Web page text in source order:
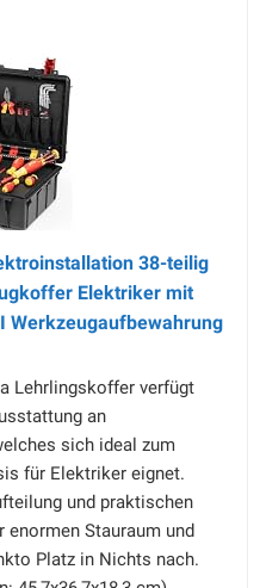
38-teilig
Elektriker mit
Werkzeugaufbewahrung
Lehrlingskoffer verfügt
an
sich ideal zum
für Elektriker eignet.
und praktischen
enormen Stauraum und
Platz in Nichts nach.